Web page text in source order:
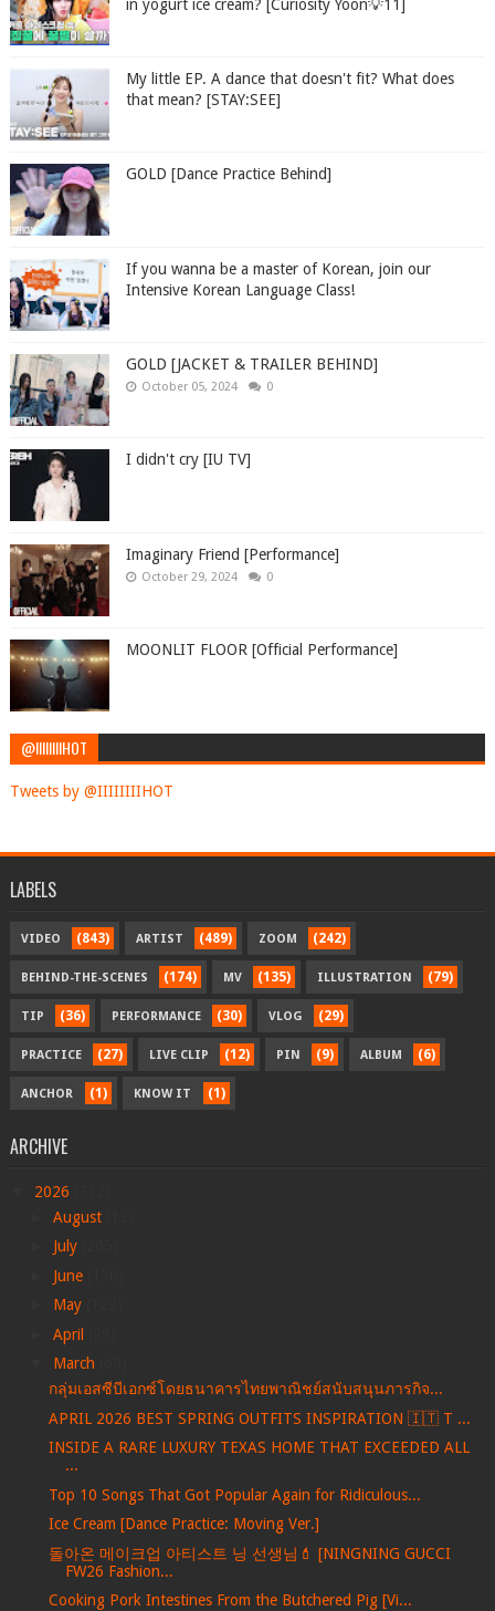
in yogurt ice cream? [Curiosity Yoon💡11]
My little EP. A dance that doesn't fit? What does
that mean? [STAY:SEE]
GOLD [Dance Practice Behind]
If you wanna be a master of Korean, join our
Intensive Korean Language Class!
GOLD [JACKET & TRAILER BEHIND]
October 05, 2024 0
I didn't cry [IU TV]
Imaginary Friend [Performance]
October 29, 2024 0
MOONLIT FLOOR [Official Performance]
@IIIIIIIIHOT
Tweets by @IIIIIIIIHOT
LABELS
VIDEO (843) ARTIST (489) ZOOM (242)
BEHIND-THE-SCENES (174) MV (135) ILLUSTRATION (79)
TIP (36) PERFORMANCE (30) VLOG (29)
PRACTICE (27) LIVE CLIP (12) PIN (9) ALBUM (6)
ANCHOR (1) KNOW IT (1)
ARCHIVE
2026
August
July
June
May
April
March
กลุ่มเอสซีบีเอกซ์โดยธนาคารไทยพาณิชย์สนับสนุนภารกิจ...
APRIL 2026 BEST SPRING OUTFITS INSPIRATION 🇮🇹 T ...
INSIDE A RARE LUXURY TEXAS HOME THAT EXCEEDED ALL
...
Top 10 Songs That Got Popular Again for Ridiculous...
Ice Cream [Dance Practice: Moving Ver.]
돌아온 메이크업 아티스트 닝 선생님💄 [NINGNING GUCCI
FW26 Fashion...
Cooking Pork Intestines From the Butchered Pig [Vi...